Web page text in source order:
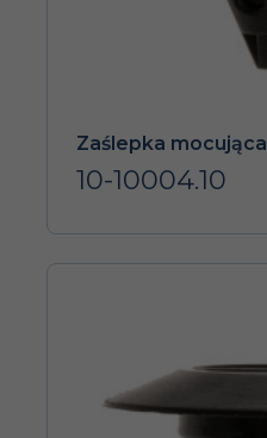
Zaślepka mocująca
10-10004.10